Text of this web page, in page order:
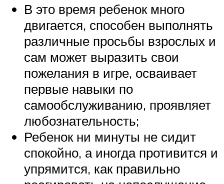
В это время ребенок много
двигается, способен выполнять
различные просьбы взрослых и
сам может выразить свои
пожелания в игре, осваивает
первые навыки по
самообслуживанию, проявляет
любознательность;
Ребенок ни минуты не сидит
спокойно, а иногда противится и
упрямится, как правильно